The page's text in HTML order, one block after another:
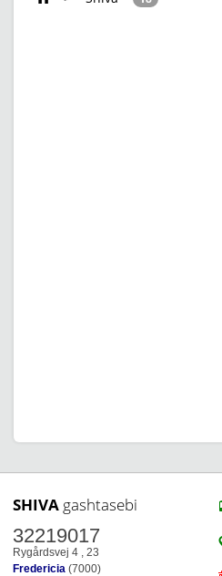
SHIVA gashtasebi
32219017
Rygårdsvej 4 , 23
Fredericia (7000)